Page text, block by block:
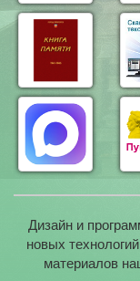
Дизайн и
новых
материалов